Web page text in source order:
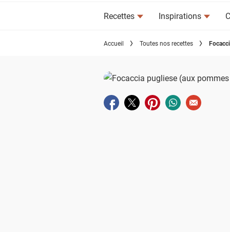
Recettes Inspirations
Accueil Toutes nos recettes
Partager sur facebook
Partager sur twitter
Partager sur pinterest
Partager sur
Envoyer à